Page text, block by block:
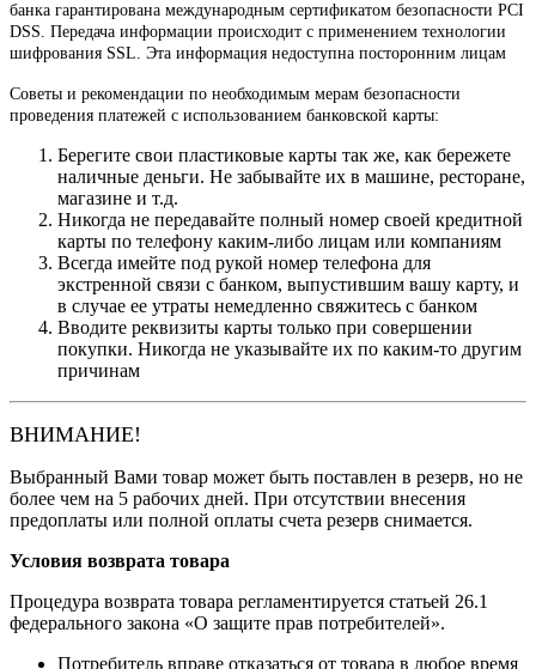
банка гарантирована международным сертификатом безопасности PCI
DSS. Передача информации происходит с применением технологии
шифрования SSL. Эта информация недоступна посторонним лицам
Советы и рекомендации по необходимым мерам безопасности
проведения платежей с использованием банковской карты:
Берегите свои пластиковые карты так же, как бережете
наличные деньги. Не забывайте их в машине, ресторане,
магазине и т.д.
Никогда не передавайте полный номер своей кредитной
карты по телефону каким-либо лицам или компаниям
Всегда имейте под рукой номер телефона для
экстренной связи с банком, выпустившим вашу карту, и
в случае ее утраты немедленно свяжитесь с банком
Вводите реквизиты карты только при совершении
покупки. Никогда не указывайте их по каким-то другим
причинам
ВНИМАНИЕ!
Выбранный Вами товар может быть поставлен в резерв, но не
более чем на 5 рабочих дней. При отсутствии внесения
предоплаты или полной оплаты счета резерв снимается.
Условия возврата товара
Процедура возврата товара регламентируется статьей 26.1
федерального закона «О защите прав потребителей».
Потребитель вправе отказаться от товара в любое время